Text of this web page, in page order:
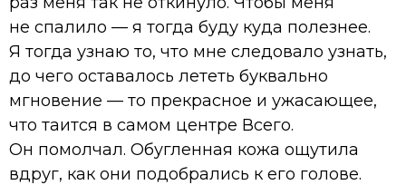
не спалило — я тогда буду куда полезнее.
Я тогда узнаю то, что мне следовало узнать,
до чего оставалось лететь буквально
мгновение — то прекрасное и ужасающее,
что таится в самом центре Всего.
Он помолчал. Обугленная кожа ощутила
вдруг, как они подобрались к его голове.